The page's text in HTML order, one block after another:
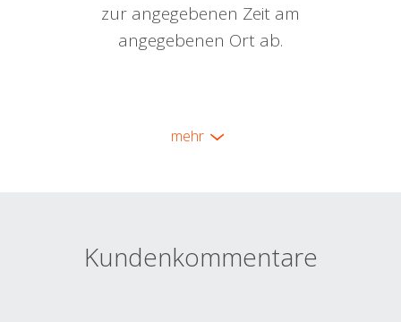
zur angegebenen Zeit am
angegebenen Ort ab.
mehr
Kundenkommentare